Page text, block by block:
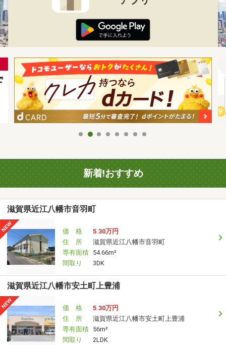
新着!おすすめ
滋賀県近江八幡市音羽町
価 格
5.30万円
住 所
滋賀県近江八幡市音羽町
専有面積 54.66m²
間取り
3DK
滋賀県近江八幡市安土町上豊浦
価 格
5.30万円
住 所
滋賀県近江八幡市安土町上豊浦
専有面積 56m²
間取り
2LDK